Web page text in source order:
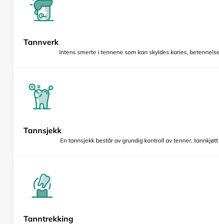
Tannverk
Intens smerte i tennene som kan skyldes karies,
Tannsjekk
En tannsjekk består av grundig kontroll av tenner,
Tanntrekking